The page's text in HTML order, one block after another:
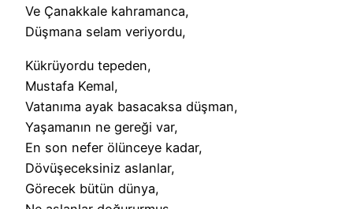
Ve Çanakkale kahramanca,
Düşmana selam veriyordu,
Kükrüyordu tepeden,
Mustafa Kemal,
Vatanıma ayak basacaksa düşman,
Yaşamanın ne gereği var,
En son nefer ölünceye kadar,
Dövüşeceksiniz aslanlar,
Görecek bütün dünya,